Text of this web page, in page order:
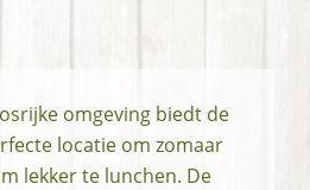
omgeving biedt de
locatie om zomaar
lekker te lunchen. De